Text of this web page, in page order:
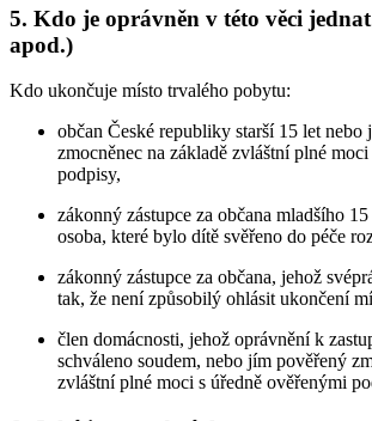
5. Kdo je oprávněn v této věci
apod.)
Kdo ukončuje místo trvalého pobytu:
občan České republiky starší 15 let nebo
zmocněnec na základě zvláštní plné
podpisy,
zákonný zástupce za občana mladšího
osoba, které bylo dítě svěřeno do péče
zákonný zástupce za občana, jehož
tak, že není způsobilý ohlásit ukončení
člen domácnosti, jehož oprávnění k
schváleno soudem, nebo jím pověřený
zvláštní plné moci s úředně ověřenými